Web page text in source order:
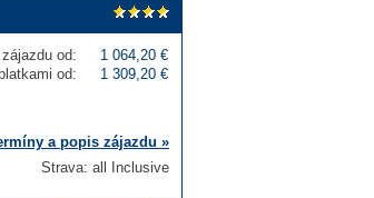
od:
1 064,20 €
od:
1 309,20 €
a popis zájazdu »
Strava: all Inclusive